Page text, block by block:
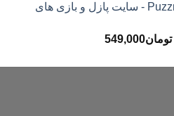
اکانت پرمیوم Puzzmo - سایت پازل و بازی های
تومان549,000محدوده
تومان399,000